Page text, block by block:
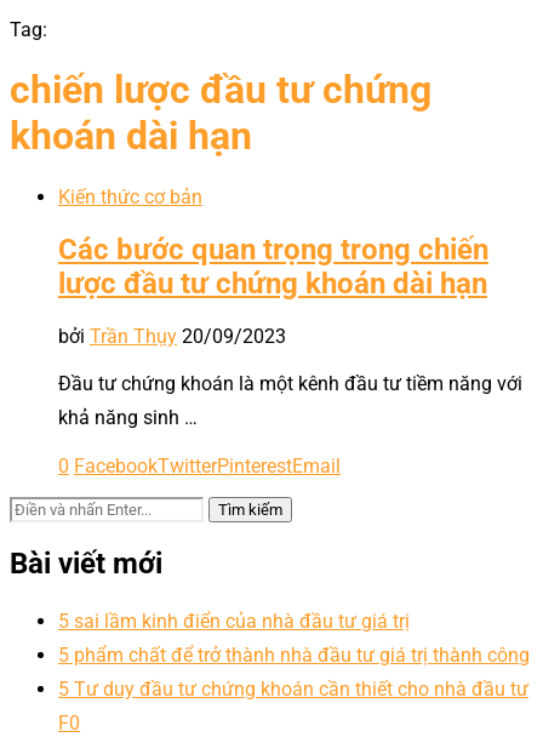
Tag:
chiến lược đầu tư chứng
khoán dài hạn
Kiến thức cơ bản
Các bước quan trọng trong chiến
lược đầu tư chứng khoán dài hạn
bởi Trần Thụy 20/09/2023
Đầu tư chứng khoán là một kênh đầu tư tiềm năng với
khả năng sinh …
0 FacebookTwitterPinterestEmail
Bài viết mới
5 sai lầm kinh điển của nhà đầu tư giá trị
5 phẩm chất để trở thành nhà đầu tư giá trị thành công
5 Tư duy đầu tư chứng khoán cần thiết cho nhà đầu tư
F0